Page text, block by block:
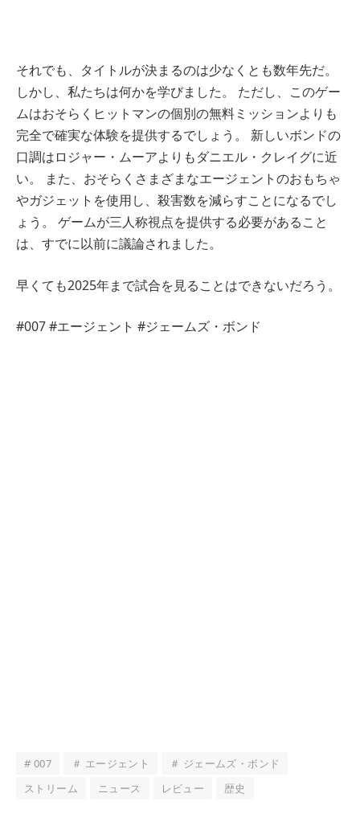
それでも、タイトルが決まるのは少なくとも数年先だ。
しかし、私たちは何かを学びました。 ただし、このゲー
ムはおそらくヒットマンの個別の無料ミッションよりも
完全で確実な体験を提供するでしょう。 新しいボンドの
口調はロジャー・ムーアよりもダニエル・クレイグに近
い。 また、おそらくさまざまなエージェントのおもちゃ
やガジェットを使用し、殺害数を減らすことになるでし
ょう。 ゲームが三人称視点を提供する必要があること
は、すでに以前に議論されました。
早くても2025年まで試合を見ることはできないだろう。
#007 #エージェント #ジェームズ・ボンド
# 007 ＃ エージェント
＃ ジェームズ・ボンド
ストリーム
ニュース レビュー 歴史